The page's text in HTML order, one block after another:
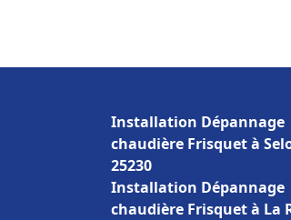
Installation Dépannage
chaudière Frisquet à
25230
Installation Dépannage
chaudière Frisquet à La